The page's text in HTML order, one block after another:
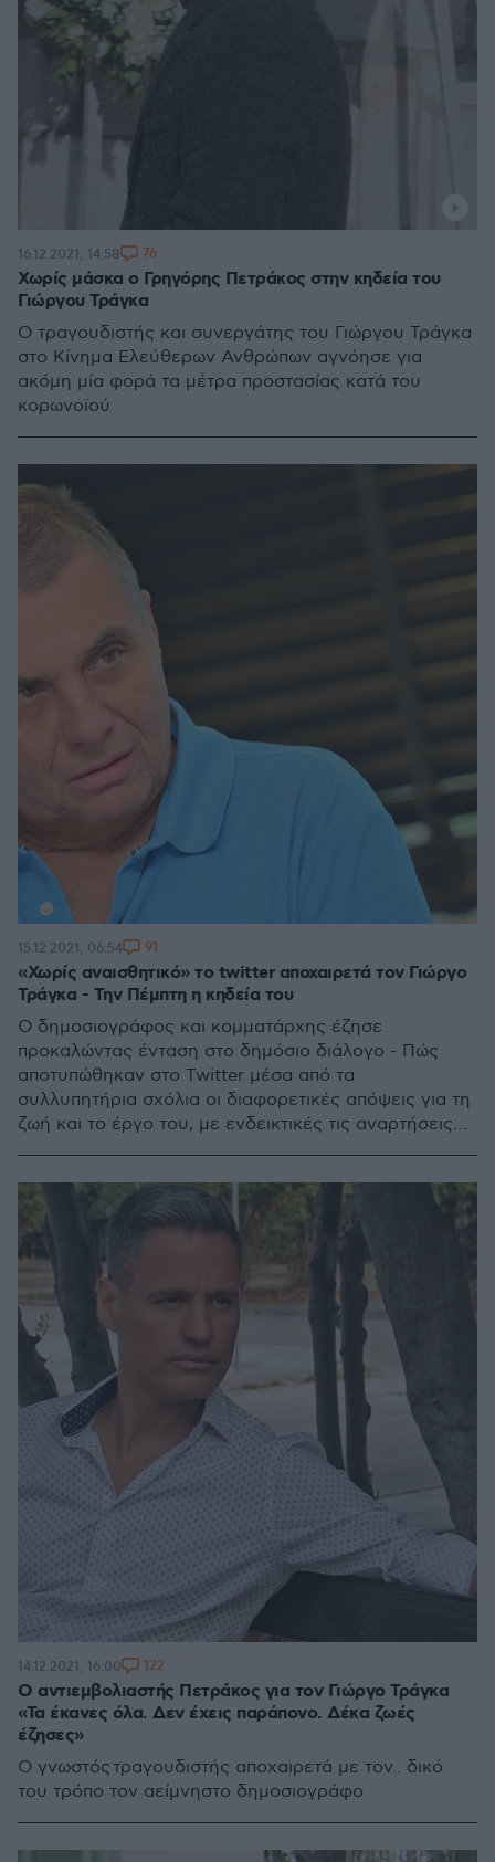
Χωρίς μάσκα ο Γρηγόρης Πετράκος στην κηδεία του
Γιώργου Τράγκα
Ο τραγουδιστής και συνεργάτης του Γιώργου Τράγκα
στο Κίνημα Ελεύθερων Ανθρώπων αγνόησε για
ακόμη μία φορά τα μέτρα προστασίας κατά του
κορωνοϊού
16.12.2021, 14:58 76
«Χωρίς αναισθητικό» το twitter αποχαιρετά τον Γιώργο
Τράγκα - Την Πέμπτη η κηδεία του
Ο δημοσιογράφος και κομματάρχης έζησε
προκαλώντας ένταση στο δημόσιο διάλογο - Πώς
αποτυπώθηκαν στο Twitter μέσα από τα
συλλυπητήρια σχόλια οι διαφορετικές απόψεις για τη
ζωή και το έργο του, με ενδεικτικές τις αναρτήσεις
15.12.2021, 06:54 91
Ο αντιεμβολιαστής Πετράκος για τον Γιώργο Τράγκα
«Τα έκανες όλα. Δεν έχεις παράπονο. Δέκα ζωές
έζησες»
Ο γνωστός τραγουδιστής αποχαιρετά με τον.. δικό
του τρόπο τον αείμνηστο δημοσιογράφο
14.12.2021, 16:00 122